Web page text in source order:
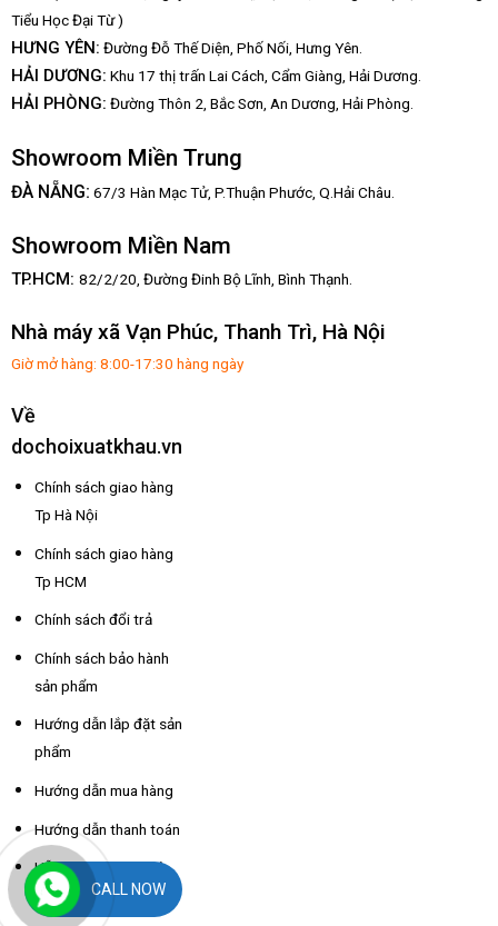
Tiểu Học Đại Từ )
HƯNG YÊN: Đường Đỗ Thế Diện, Phố Nối, Hưng Yên.
HẢI DƯƠNG: Khu 17 thị trấn Lai Cách, Cẩm Giàng, Hải Dương.
HẢI PHÒNG: Đường Thôn 2, Bắc Sơn, An Dương, Hải Phòng.
Showroom Miền Trung
ĐÀ NẴNG: 67/3 Hàn Mạc Tử, P.Thuận Phước, Q.Hải Châu.
Showroom Miền Nam
TP.HCM: 82/2/20, Đường Đinh Bộ Lĩnh, Bình Thạnh.
Nhà máy xã Vạn Phúc, Thanh Trì, Hà Nội
Giờ mở hàng: 8:00-17:30 hàng ngày
Về
dochoixuatkhau.vn
Chính sách giao hàng
Tp Hà Nội
Chính sách giao hàng
Tp HCM
Chính sách đổi trả
Chính sách bảo hành
sản phẩm
Hướng dẫn lắp đặt sản
phẩm
Hướng dẫn mua hàng
Hướng dẫn thanh toán
Hỗ trợ thông tin nhà
xe các tỉnhCALL NOW